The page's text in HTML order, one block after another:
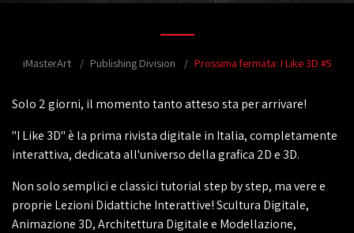
iMasterArt Publishing Division Prossima fermata: I Like 3D #5
Solo 2 giorni, il momento tanto atteso sta per arrivare!
"I Like 3D" è la prima rivista digitale in Italia, completamente
interattiva, dedicata all'universo della grafica 2D e 3D.
Non solo semplici e classici tutorial step by step, ma vere e
proprie Lezioni Didattiche Interattive! Scultura Digitale,
Animazione 3D, Architettura Digitale e Modellazione,